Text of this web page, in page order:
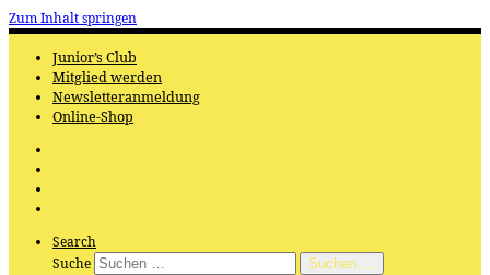
Zum Inhalt springen
Junior’s Club
Mitglied werden
Newsletteranmeldung
Online-Shop
Search
Suche
Suchen …